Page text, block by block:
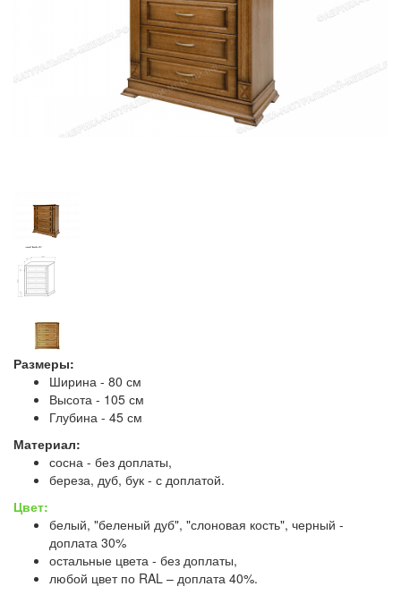
Размеры:
Ширина - 80 см
Высота - 105 см
Глубина - 45 см
Материал:
сосна - без доплаты,
береза, дуб, бук - с доплатой.
Цвет:
белый, "беленый дуб", "слоновая кость", черный -
доплата 30%
остальные цвета - без доплаты,
любой цвет по RAL – доплата 40%.